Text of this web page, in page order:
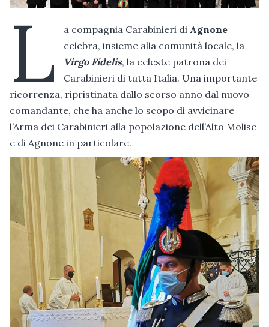
L a compagnia Carabinieri di Agnone
celebra, insieme alla comunità locale, la
Virgo Fidelis, la celeste patrona dei
Carabinieri di tutta Italia. Una importante
ricorrenza, ripristinata dallo scorso anno dal nuovo
comandante, che ha anche lo scopo di avvicinare
l’Arma dei Carabinieri alla popolazione dell’Alto Molise
e di Agnone in particolare.